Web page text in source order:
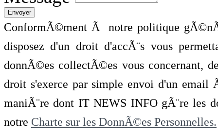
ConformÃ©ment Ã notre politique
disposez d'un droit d'accÃ¨s vous
donnÃ©es collectÃ©es vous concernant,
droit s'exerce par simple envoi d'un
maniÃ¨re dont IT NEWS INFO gÃ¨re les
notre Charte sur les DonnÃ©es Personnelles.